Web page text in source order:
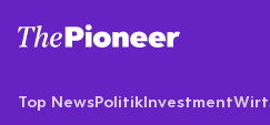
Top NewsPolitikInvestment